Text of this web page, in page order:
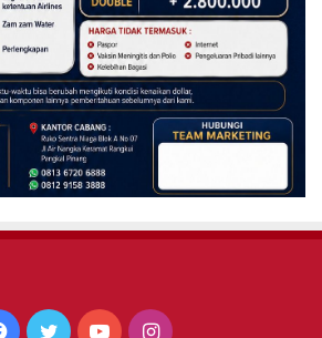
Facebook
TwitterYouTubeInstagram